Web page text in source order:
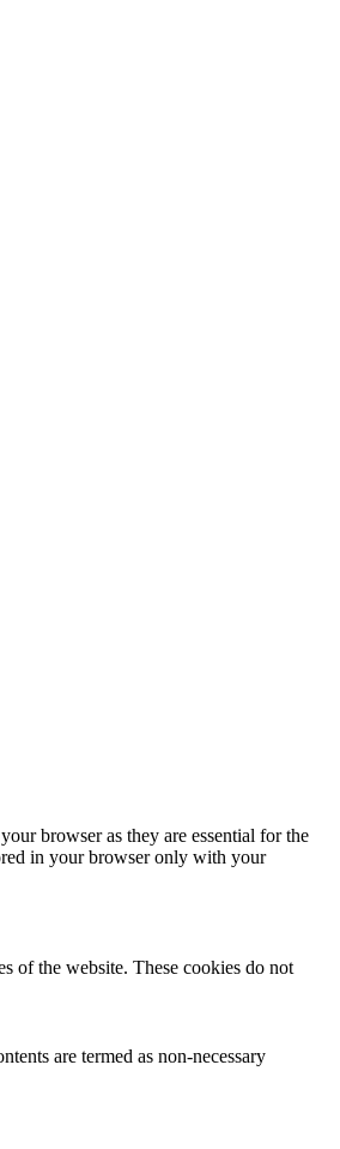
browser as they are essential for the
in your browser only with your
of the website. These cookies do not
are termed as non-necessary